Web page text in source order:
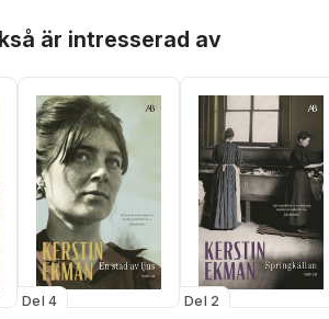
är intresserad av
Del 4 Del 2